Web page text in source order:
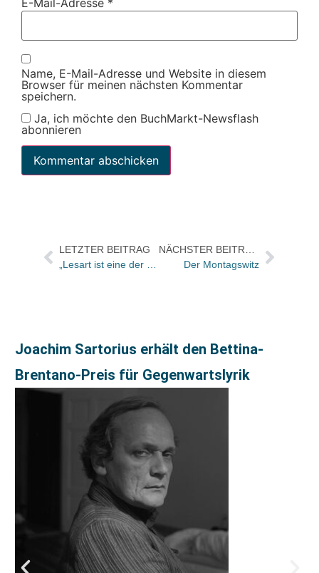
E-Mail-Adresse *
Name, E-Mail-Adresse und Website in diesem
Browser für meinen nächsten Kommentar
speichern.
Ja, ich möchte den BuchMarkt-Newsflash
abonnieren
LETZTER BEITRAG
„Lesart ist eine der fünf Säulen meiner Öffentlichkeitsarbeit, eigentlich unverzichtbar“
NÄCHSTER BEITRAG
Der Montagswitz
Joachim Sartorius erhält den Bettina-
Brentano-Preis für Gegenwartslyrik